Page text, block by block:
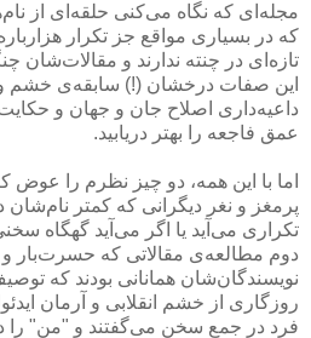
مجله‌ای كه نگاه می‌كنی حلقه‌ای از
كه در بسیاری مواقع جز تكرار
تازه‌ای در چنته ندارند و مقالات‌شان
این صفات درخشان (!) سابقه‌ی خشم
داعیه‌داری اصلاح جان و جهان و حكایت
عمق فاجعه را بهتر دریابید.
اما با این همه، دو چیز نظرم را عوض
پرمغز و نغر دیگرانی كه كمتر نام‌شان
تكراری می‌آید یا اگر می‌آید گهگاه
دوم مطالعه‌ی مقالاتی كه حسرت‌بار و
نویسندگان‌شان همانانی بودند كه
روزگاری از خشم انقلابی و آرمان
فرد در جمع سخن می‌گفتند و "من"